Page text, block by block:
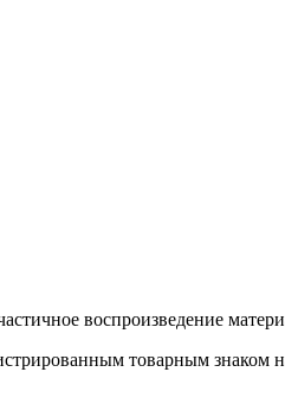
воспроизведение
товарным знаком